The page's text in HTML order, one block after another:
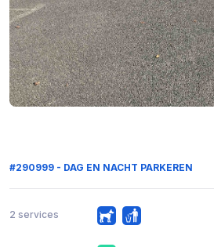
#290999 - DAG EN NACHT PARKEREN
2 services